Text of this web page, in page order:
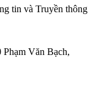
tin và Truyền thông
Văn Bạch,